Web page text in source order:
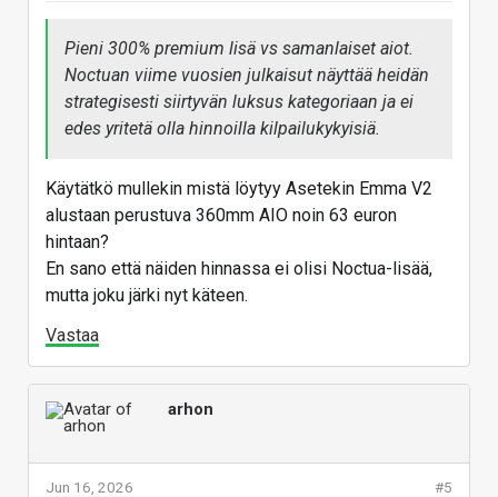
Pieni 300% premium lisä vs samanlaiset aiot.
Noctuan viime vuosien julkaisut näyttää heidän
strategisesti siirtyvän luksus kategoriaan ja ei
edes yritetä olla hinnoilla kilpailukykyisiä.
Käytätkö mullekin mistä löytyy Asetekin Emma V2
alustaan perustuva 360mm AIO noin 63 euron
hintaan?
En sano että näiden hinnassa ei olisi Noctua-lisää,
mutta joku järki nyt käteen.
Vastaa
arhon
#5
Jun 16, 2026